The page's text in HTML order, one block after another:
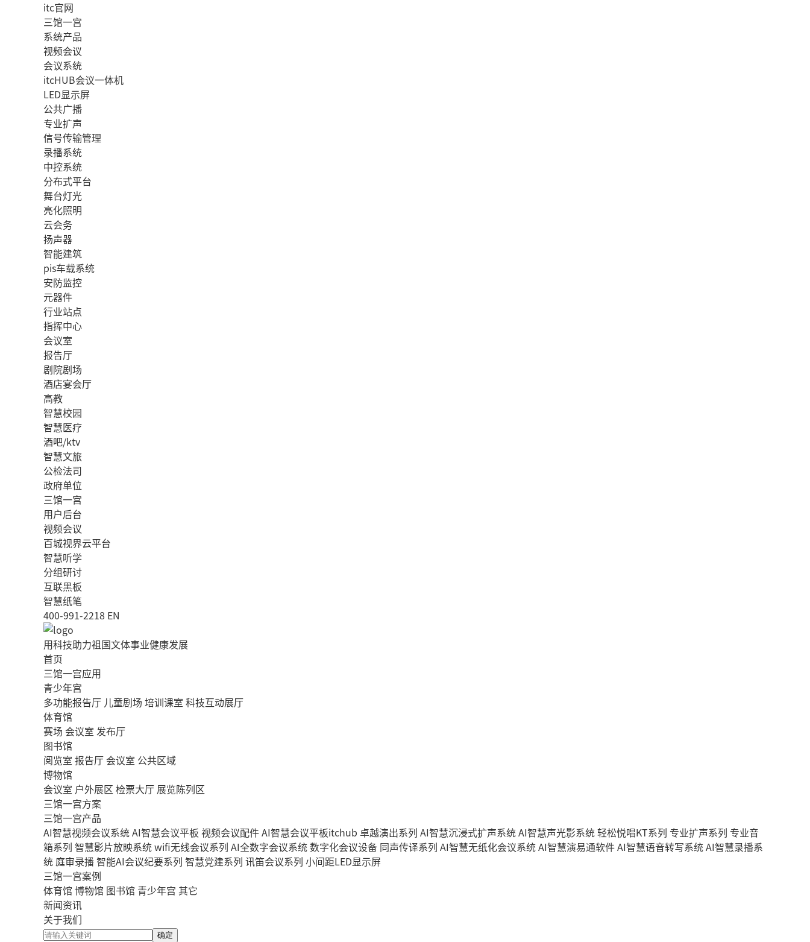
itc官网
三馆一宫
系统产品
视频会议
会议系统
itcHUB会议一体机
LED显示屏
公共广播
专业扩声
信号传输管理
录播系统
中控系统
分布式平台
舞台灯光
亮化照明
云会务
扬声器
智能建筑
pis车载系统
安防监控
元器件
行业站点
指挥中心
会议室
报告厅
剧院剧场
酒店宴会厅
高教
智慧校园
智慧医疗
酒吧/ktv
智慧文旅
公检法司
政府单位
三馆一宫
用户后台
视频会议
百城视界云平台
智慧听学
分组研讨
互联黑板
智慧纸笔
400-991-2218 EN
用科技助力祖国文体事业健康发展
首页
三馆一宫应用
青少年宫
多功能报告厅 儿童剧场 培训课室 科技互动展厅
体育馆
赛场 会议室 发布厅
图书馆
阅览室 报告厅 会议室 公共区域
博物馆
会议室 户外展区 检票大厅 展览陈列区
三馆一宫方案
三馆一宫产品
AI智慧视频会议系统AI智慧会议平板 视频会议配件AI智慧会议平板itchub 卓越演出系列 AI智慧沉浸式扩声系统AI智慧声光影系统轻松悦唱KT系列 专业扩声系列 专业音
箱系列 智慧影片放映系统wifi无线会议系列 AI全数字会议系统数字化会议设备 同声传译系列 AI智慧无纸化会议系统AI智慧演易通软件AI智慧语音转写系统AI智慧录播系
统 庭审录播智能AI会议纪要系列 智慧党建系列 讯笛会议系列 小间距LED显示屏
三馆一宫案例
体育馆 博物馆 图书馆 青少年宫 其它
新闻资讯
关于我们
确定